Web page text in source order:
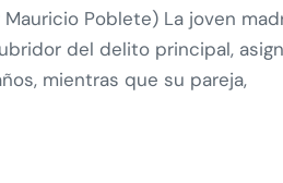
Mauricio Poblete) La joven
del delito principal,
mientras que su pareja,